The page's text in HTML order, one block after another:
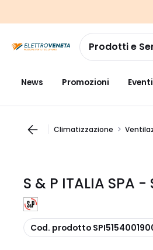
navigazionealla
pagina
Prodotti e
News Promozioni Eventi
Climatizzazione
S & P ITALIA SPA
copia
Cod. prodotto